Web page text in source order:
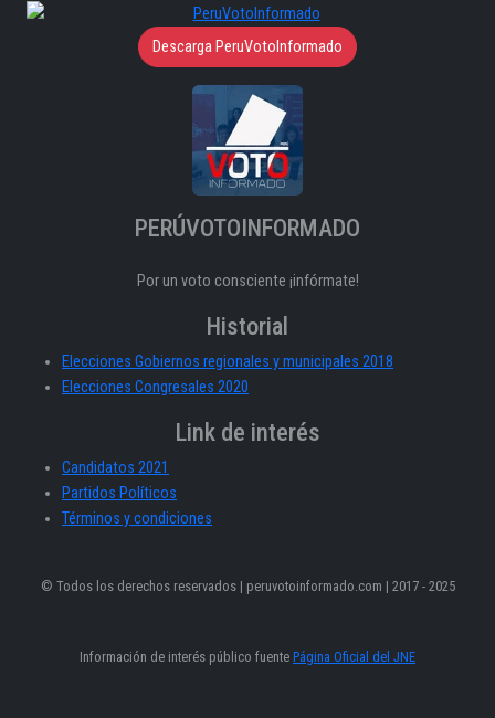
Descarga PeruVotoInformado
PERÚVOTOINFORMADO
Por un voto consciente ¡infórmate!
Historial
Elecciones Gobiernos regionales y municipales 2018
Elecciones Congresales 2020
Link de interés
Candidatos 2021
Partidos Políticos
Términos y condiciones
© Todos los derechos reservados | peruvotoinformado.com | 2017 - 2025
Información de interés público fuente Página Oficial del JNE